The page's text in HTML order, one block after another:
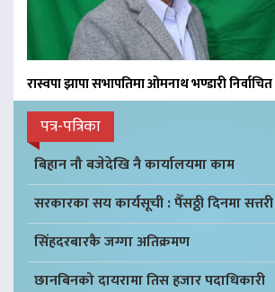
रास्वपा झापा सभापतिमा ओमनाथ भण्डारी निर्वाचित
पत्र-पत्रिका
बिहान नौ बजेदेखि नै कार्यालयमा काम
सरकारका सय कार्यसूची : पैँसठ्ठी दिनमा
सिंहदरबारकै जग्गा अतिक्रमण
छानबिनको दायरामा तिस हजार पदाधिकारी